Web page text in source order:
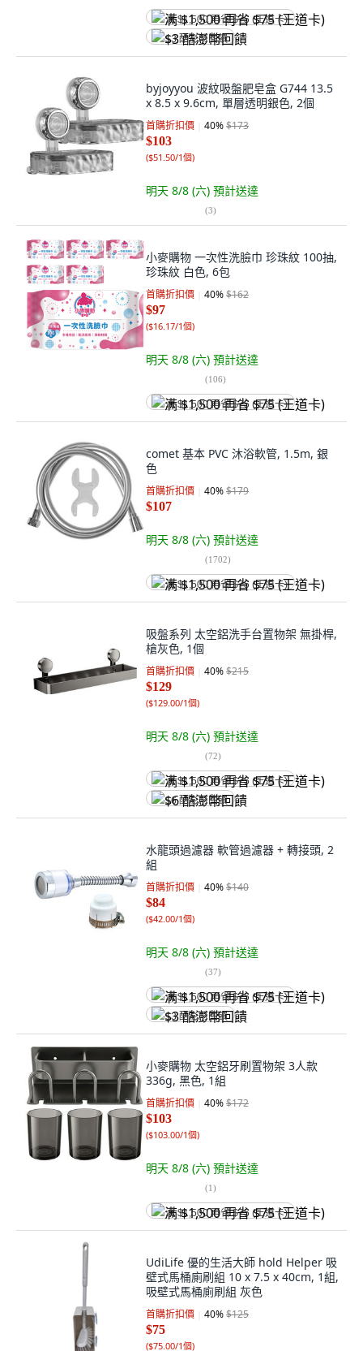
满 $1,500 再省 $75 (王道卡)
$3 酷澎幣回饋
byjoyyou 波紋吸盤肥皂盒 G744 13.5
x 8.5 x 9.6cm, 單層透明銀色, 2個
首購折扣價 40%$173
$103
($51.50/1個)
明天 8/8 (六) 預計送達
(3)
小麥購物 一次性洗臉巾 珍珠紋 100抽,
珍珠紋 白色, 6包
首購折扣價 40%$162
$97
($16.17/1個)
明天 8/8 (六) 預計送達
(106)
满 $1,500 再省 $75 (王道卡)
comet 基本 PVC 沐浴軟管, 1.5m, 銀
色
首購折扣價 40%$179
$107
明天 8/8 (六) 預計送達
(1702)
满 $1,500 再省 $75 (王道卡)
吸盤系列 太空鋁洗手台置物架 無掛桿,
槍灰色, 1個
首購折扣價 40%$215
$129
($129.00/1個)
明天 8/8 (六) 預計送達
(72)
满 $1,500 再省 $75 (王道卡)
$6 酷澎幣回饋
水龍頭過濾器 軟管過濾器 + 轉接頭, 2
組
首購折扣價 40%$140
$84
($42.00/1個)
明天 8/8 (六) 預計送達
(37)
满 $1,500 再省 $75 (王道卡)
$3 酷澎幣回饋
小麥購物 太空鋁牙刷置物架 3人款
336g, 黑色, 1組
首購折扣價 40%$172
$103
($103.00/1個)
明天 8/8 (六) 預計送達
(1)
满 $1,500 再省 $75 (王道卡)
UdiLife 優的生活大師 hold Helper 吸
壁式馬桶廁刷組 10 x 7.5 x 40cm, 1組,
吸壁式馬桶廁刷組 灰色
首購折扣價 40%$125
$75
($75.00/1個)